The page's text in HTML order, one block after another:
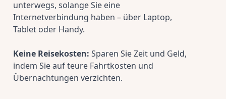
unterwegs, solange Sie eine
Internetverbindung haben – über Laptop,
Tablet oder Handy.
Keine Reisekosten: Sparen Sie Zeit und Geld,
indem Sie auf teure Fahrtkosten und
Übernachtungen verzichten.